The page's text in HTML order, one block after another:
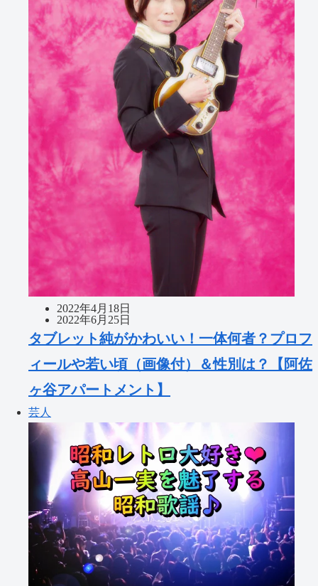
2022年4月18日
2022年6月25日
タブレット純がかわいい！一体何者？プロフ
ィールや若い頃（画像付）＆性別は？【阿佐
ヶ谷アパートメント】
芸人